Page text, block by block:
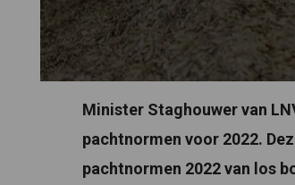
Minister Staghouwer van
pachtnormen voor 2022.
pachtnormen 2022 van los